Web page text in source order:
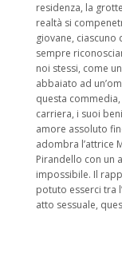
residenza, la
realtà si
giovane,
sempre
noi stessi, come
abbaiato ad
questa
carriera, i suoi
amore assoluto
adombra l’attrice
Pirandello con un
impossibile. Il
potuto esserci tra
atto sessuale,